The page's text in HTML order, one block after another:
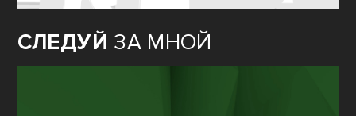
СЛЕДУЙ ЗА МНОЙ